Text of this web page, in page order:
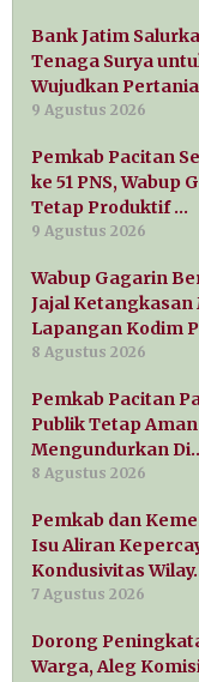
Bank Jatim
Tenaga Surya
Wujudkan
9 Agustus 2026
Pemkab Pacitan
ke 51 PNS, Wabup
Tetap Produktif …
9 Agustus 2026
Wabup Gagarin
Jajal Ketangkasan
Lapangan Kodim
8 Agustus 2026
Pemkab Pacitan
Publik Tetap
Mengundurkan
8 Agustus 2026
Pemkab dan
Isu Aliran
Kondusivitas
7 Agustus 2026
Dorong
Warga, Aleg